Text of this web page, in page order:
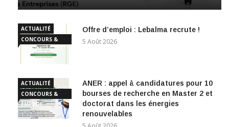
ACTUALITÉ
CONCOURS &
EMPLOI
Offre d’emploi : Lebalma recrute !
5 Août 2026
ACTUALITÉ
CONCOURS &
EMPLOI
ANER : appel à candidatures pour 10
bourses de recherche en Master 2 et
doctorat dans les énergies
renouvelables